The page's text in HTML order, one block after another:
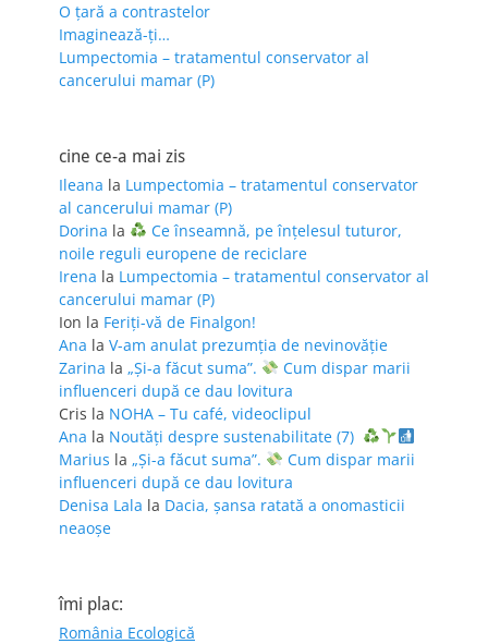
O țară a contrastelor
Imaginează-ți…
Lumpectomia – tratamentul conservator al
cancerului mamar (P)
cine ce-a mai zis
Ileana la Lumpectomia – tratamentul conservator
al cancerului mamar (P)
Dorina la
Ce înseamnă, pe înțelesul tuturor,
noile reguli europene de reciclare
Irena la Lumpectomia – tratamentul conservator al
cancerului mamar (P)
Ion la Feriţi-vă de Finalgon!
Ana la V-am anulat prezumția de nevinovăție
Zarina la „Și-a făcut suma”.
Cum dispar marii
influenceri după ce dau lovitura
Cris la NOHA – Tu café, videoclipul
Ana la Noutăți despre sustenabilitate (7)
Marius la „Și-a făcut suma”.
Cum dispar marii
influenceri după ce dau lovitura
Denisa Lala la Dacia, șansa ratată a onomasticii
neaoșe
îmi plac:
România Ecologică